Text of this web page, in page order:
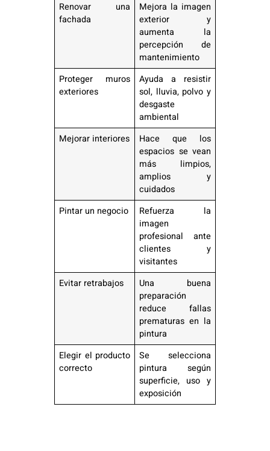
Renovar una
fachada
Mejora la imagen
exterior y
aumenta la
percepción de
mantenimiento
Proteger muros
exteriores
Ayuda a resistir
sol, lluvia, polvo y
desgaste
ambiental
Mejorar interiores
Hace que los
espacios se vean
más limpios,
amplios y
cuidados
Pintar un negocio
Refuerza la
imagen
profesional ante
clientes y
visitantes
Evitar retrabajos
Una buena
preparación
reduce fallas
prematuras en la
pintura
Elegir el producto
correcto
Se selecciona
pintura según
superficie, uso y
exposición